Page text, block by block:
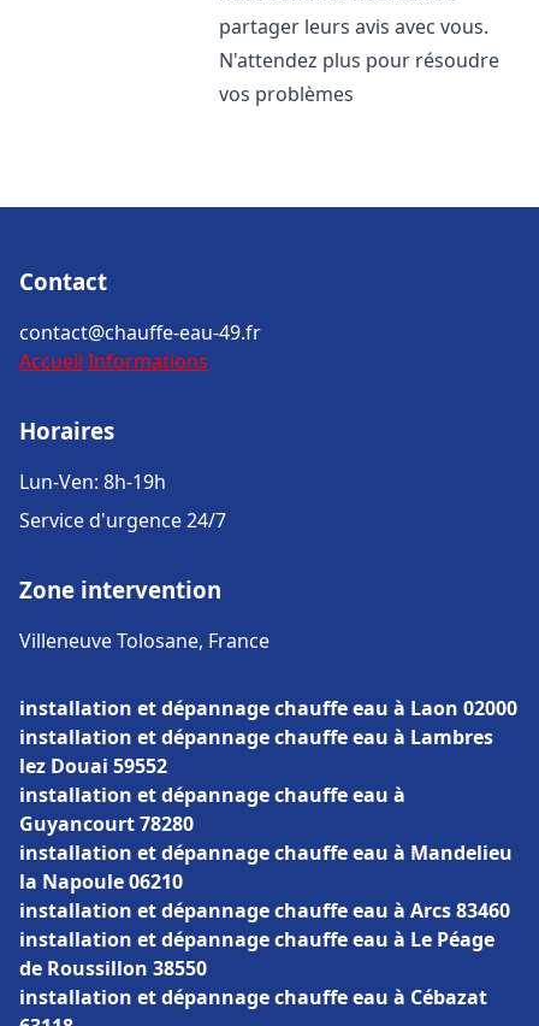
partager leurs avis avec vous.
N'attendez plus pour résoudre
vos problèmes
Contact
contact@chauffe-eau-49.fr
Accueil Informations
Horaires
Lun-Ven: 8h-19h
Service d'urgence 24/7
Zone intervention
Villeneuve Tolosane, France
installation et dépannage chauffe eau à Laon 02000
installation et dépannage chauffe eau à Lambres
lez Douai 59552
installation et dépannage chauffe eau à
Guyancourt 78280
installation et dépannage chauffe eau à Mandelieu
la Napoule 06210
installation et dépannage chauffe eau à Arcs 83460
installation et dépannage chauffe eau à Le Péage
de Roussillon 38550
installation et dépannage chauffe eau à Cébazat